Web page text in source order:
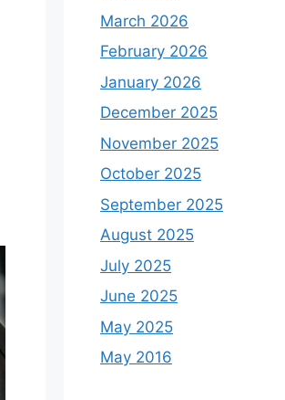
March 2026
February 2026
January 2026
December 2025
November 2025
October 2025
September 2025
August 2025
July 2025
June 2025
May 2025
May 2016